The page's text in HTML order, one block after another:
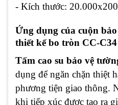
- Kích thước:
Ứng dụng của cuộn
thiết kế bo tròn CC-C34
Tấm cao su bảo vệ
dụng để ngăn chặn thiệt
phương tiện giao thông.
khi tiếp xúc được tạo ra